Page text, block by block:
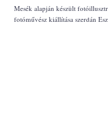
Mesék alapján készült
fotóművész kiállítása szerdán